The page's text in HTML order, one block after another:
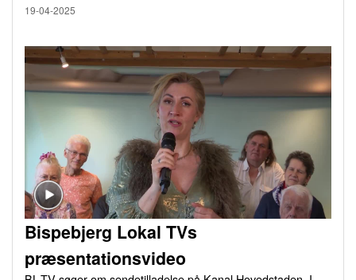
19-04-2025
Bispebjerg Lokal TVs
præsentationsvideo